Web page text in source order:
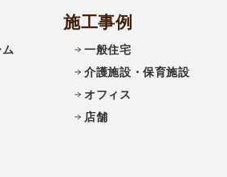
施工事例
一般住宅
介護施設・保育施設
オフィス
店舗